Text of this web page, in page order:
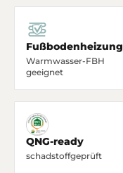
Fußbodenheizung
Warmwasser-FBH
geeignet
QNG-ready
schadstoffgeprüft